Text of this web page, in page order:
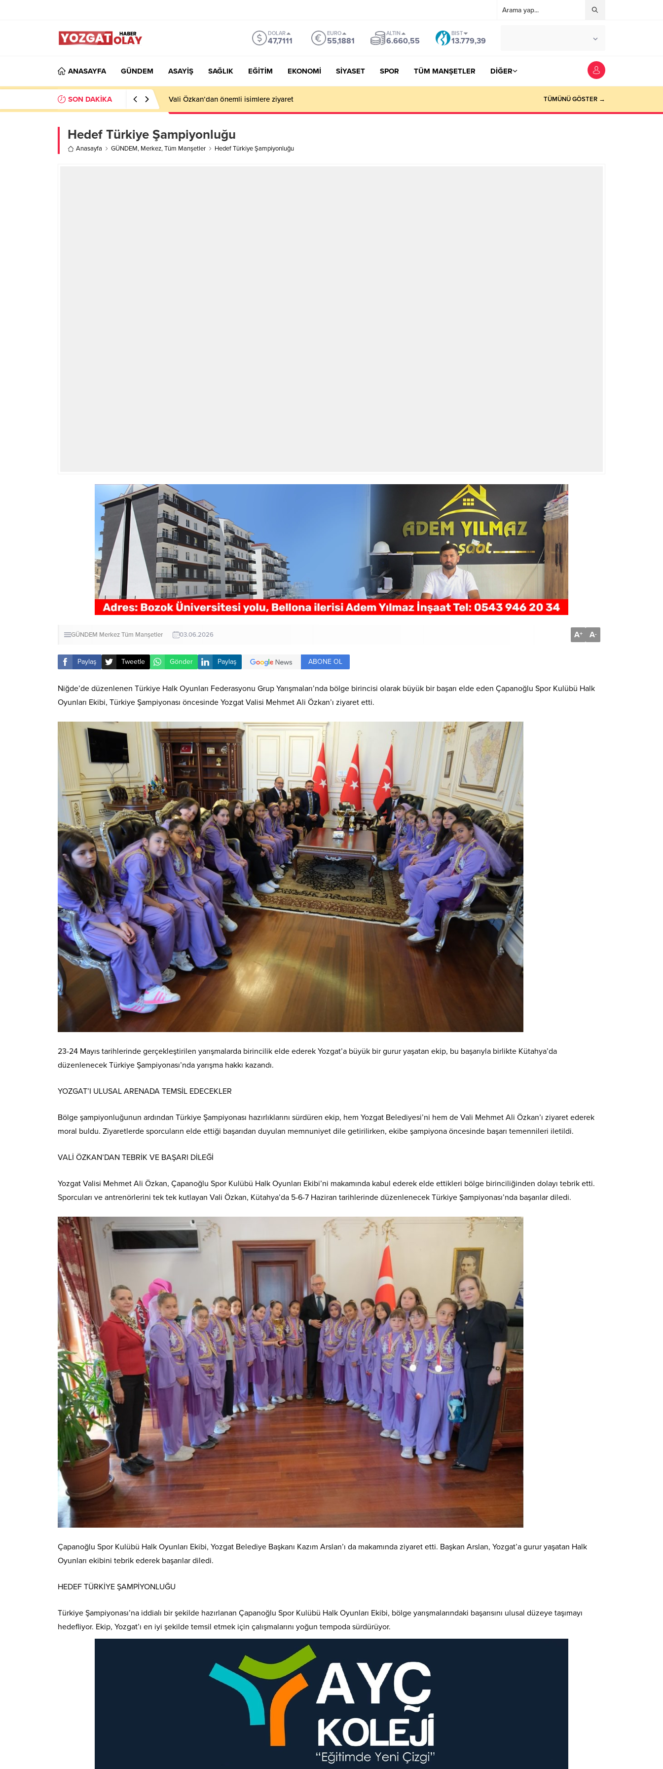
DOLAR
47,7111
EURO
55,1881
ALTIN
6.660,55
BIST
13.779,39
ANASAYFA GÜNDEM ASAYİŞ SAĞLIK EĞİTİM EKONOMİ SİYASET SPOR TÜM MANŞETLER DİĞER
SON DAKİKA Vali Özkan’dan önemli isimlere ziyaret TÜMÜNÜ GÖSTER →
Hedef Türkiye Şampiyonluğu
Anasayfa GÜNDEM, Merkez,Tüm Manşetler Hedef Türkiye Şampiyonluğu
GÜNDEM MerkezTüm Manşetler 03.06.2026 A+ A-
Paylaş Tweetle Gönder Paylaş ABONE OL
Niğde’de düzenlenen Türkiye Halk Oyunları Federasyonu Grup Yarışmaları’nda bölge birincisi olarak büyük bir başarı elde eden Çapanoğlu Spor Kulübü Halk
Oyunları Ekibi, Türkiye Şampiyonası öncesinde Yozgat Valisi Mehmet Ali Özkan’ı ziyaret etti.
23-24 Mayıs tarihlerinde gerçekleştirilen yarışmalarda birincilik elde ederek Yozgat’a büyük bir gurur yaşatan ekip, bu başarıyla birlikte Kütahya’da
düzenlenecek Türkiye Şampiyonası’nda yarışma hakkı kazandı.
YOZGAT’I ULUSAL ARENADA TEMSİL EDECEKLER
Bölge şampiyonluğunun ardından Türkiye Şampiyonası hazırlıklarını sürdüren ekip, hem Yozgat Belediyesi’ni hem de Vali Mehmet Ali Özkan’ı ziyaret ederek
moral buldu. Ziyaretlerde sporcuların elde ettiği başarıdan duyulan memnuniyet dile getirilirken, ekibe şampiyona öncesinde başarı temennileri iletildi.
VALİ ÖZKAN’DAN TEBRİK VE BAŞARI DİLEĞİ
Yozgat Valisi Mehmet Ali Özkan, Çapanoğlu Spor Kulübü Halk Oyunları Ekibi’ni makamında kabul ederek elde ettikleri bölge birinciliğinden dolayı tebrik etti.
Sporcuları ve antrenörlerini tek tek kutlayan Vali Özkan, Kütahya’da 5-6-7 Haziran tarihlerinde düzenlenecek Türkiye Şampiyonası’nda başarılar diledi.
Çapanoğlu Spor Kulübü Halk Oyunları Ekibi, Yozgat Belediye Başkanı Kazım Arslan’ı da makamında ziyaret etti. Başkan Arslan, Yozgat’a gurur yaşatan Halk
Oyunları ekibini tebrik ederek başarılar diledi.
HEDEF TÜRKİYE ŞAMPİYONLUĞU
Türkiye Şampiyonası’na iddialı bir şekilde hazırlanan Çapanoğlu Spor Kulübü Halk Oyunları Ekibi, bölge yarışmalarındaki başarısını ulusal düzeye taşımayı
hedefliyor. Ekip, Yozgat’ı en iyi şekilde temsil etmek için çalışmalarını yoğun tempoda sürdürüyor.